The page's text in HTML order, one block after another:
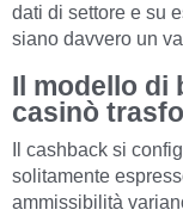
dati di settore e su
siano davvero un
Il modello di
casinò
Il cashback si
solitamente
ammissibilità